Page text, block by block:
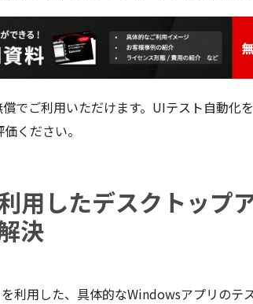
でご利用いただけます。UIテスト自動化
ください。
用したデスクトップ
決
利用した、具体的なWindowsアプリのテ